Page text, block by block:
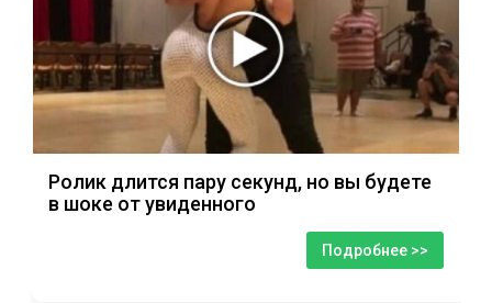
Ролик длится пару секунд, но вы будете
в шоке от увиденного
Подробнее >>